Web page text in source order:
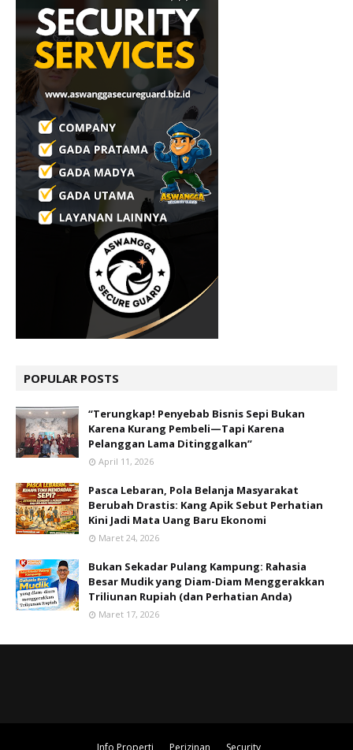
POPULAR POSTS
“Terungkap! Penyebab Bisnis Sepi Bukan
Karena Kurang Pembeli—Tapi Karena
Pelanggan Lama Ditinggalkan”
April 11, 2026
Pasca Lebaran, Pola Belanja Masyarakat
Berubah Drastis: Kang Apik Sebut Perhatian
Kini Jadi Mata Uang Baru Ekonomi
Maret 24, 2026
Bukan Sekadar Pulang Kampung: Rahasia
Besar Mudik yang Diam-Diam Menggerakkan
Triliunan Rupiah (dan Perhatian Anda)
Maret 17, 2026
Info Properti Perizinan Security